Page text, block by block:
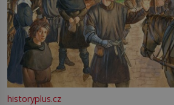
historyplus.cz